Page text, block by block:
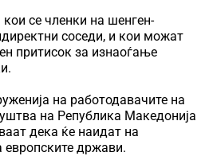
се членки на шенген-
соседи, и кои можат
притисок за изнаоѓање
на работодавачите на
на Република Македонија
дека ќе наидат на
држави.